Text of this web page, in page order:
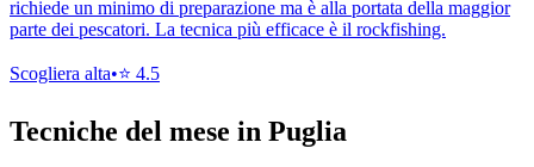
richiede un minimo di preparazione ma è alla portata della maggior
parte dei pescatori. La tecnica più efficace è il rockfishing.
Scogliera alta•⭐ 4.5
Tecniche del mese in Puglia